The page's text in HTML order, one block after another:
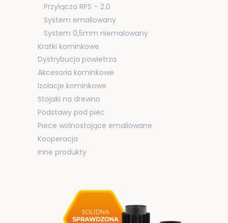
Przyłącza RPS – 2.0
System emaliowany
System 0,5mm niemalowany
Kratki kominkowe
Dystrybucja powietrza
Akcesoria kominkowe
Izolacje kominkowe
Stojaki na drewno
Podstawy pod piec
Piece wolnostojące emaliowane
Kooperacja
Inne produkty